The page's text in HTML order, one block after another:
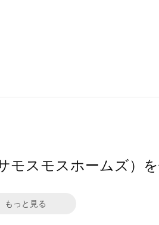
モスモスホームズ）
もっと見る